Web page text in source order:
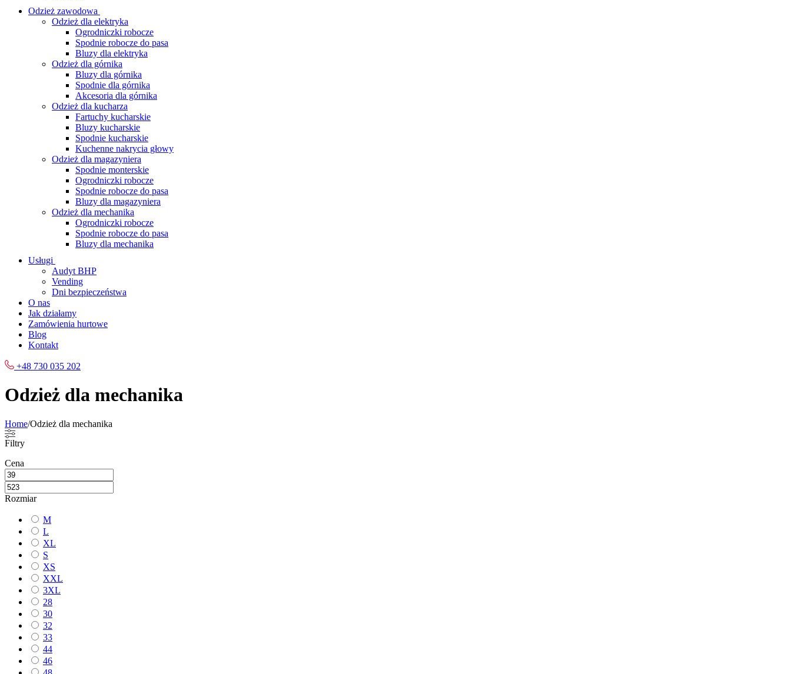
Odzież zawodowa
Odzież dla elektryka
Ogrodniczki robocze
Spodnie robocze do pasa
Bluzy dla elektryka
Odzież dla górnika
Bluzy dla górnika
Spodnie dla górnika
Akcesoria dla górnika
Odzież dla kucharza
Fartuchy kucharskie
Bluzy kucharskie
Spodnie kucharskie
Kuchenne nakrycia głowy
Odzież dla magazyniera
Spodnie monterskie
Ogrodniczki robocze
Spodnie robocze do pasa
Bluzy dla magazyniera
Odzież dla mechanika
Ogrodniczki robocze
Spodnie robocze do pasa
Bluzy dla mechanika
Usługi
Audyt BHP
Vending
Dni bezpieczeństwa
O nas
Jak działamy
Zamówienia hurtowe
Blog
Kontakt
+48 730 035 202
Odzież dla mechanika
Home/Odzież dla mechanika
Filtry
Cena
Rozmiar
M
L
XL
S
XS
XXL
3XL
28
30
32
33
44
46